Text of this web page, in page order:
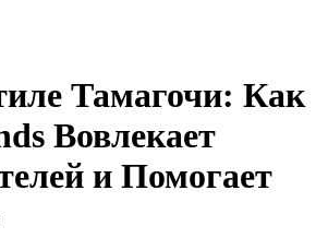
Тамагочи: Как
Вовлекает
и Помогает